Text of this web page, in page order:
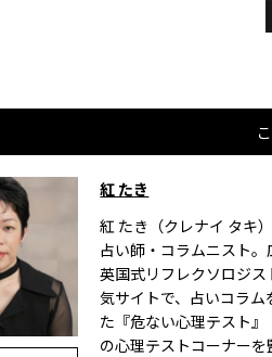
紅 たき
紅 たき（クレナイ タキ）
占い師・コラムニスト。
英国式リフレクソロジ
気サイトで、占いコラ
た『危ない心理テスト
の心理テストコーナーを